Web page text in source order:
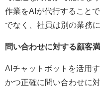
作業をAIが代行すること
でなく、社員は別の業務
問い合わせに対する顧客
AIチャットボットを活用
かつ正確に問い合わせに